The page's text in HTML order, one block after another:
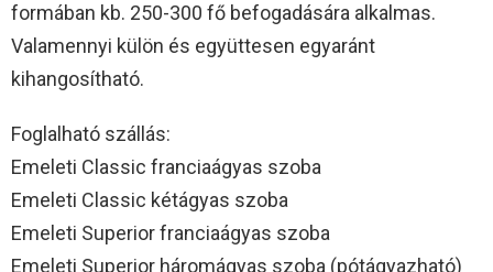
formában kb. 250-300 fő befogadására alkalmas.
Valamennyi külön és együttesen egyaránt
kihangosítható.
Foglalható szállás:
Emeleti Classic franciaágyas szoba
Emeleti Classic kétágyas szoba
Emeleti Superior franciaágyas szoba
Emeleti Superior háromágyas szoba (pótágyazható)